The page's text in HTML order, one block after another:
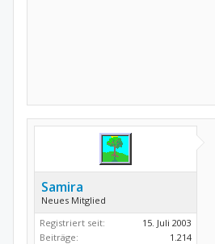
Samira
Neues Mitglied
Registriert seit:
15. Juli 2003
Beiträge:
1.214